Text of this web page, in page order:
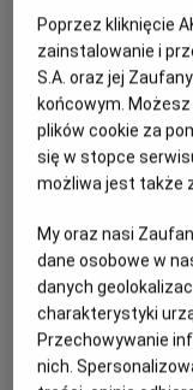
Louis Leterrier
OBSADA
Jesse Eisenberg,
Istniejąca od
najbardziej
umiejętnościami
dotąd nie miał
po spektaklu,
na innym
obecnych na
przekonany, że za
więcej. Nie jest on
poznać tajemnicę
realizacji
Poprzez kliknięcie
zainstalowanie i
S.A. oraz jej
końcowym.
plików cookie za
się w stopce
możliwa jest także
My oraz nasi
dane osobowe w
danych
charakterystyki
Przechowywanie
nich.